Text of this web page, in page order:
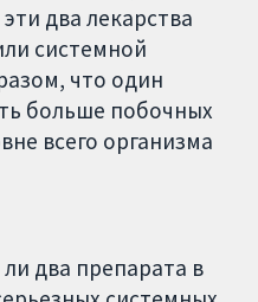
два лекарства
системной
что один
больше побочных
всего организма
два препарата в